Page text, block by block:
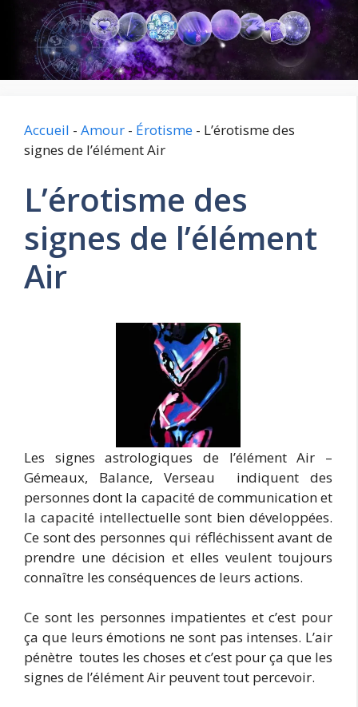
contenu
Accueil - Amour - Érotisme - L’érotisme des
signes de l’élément Air
L’érotisme des
signes de l’élément
Air
Les signes astrologiques de l’élément Air –
Gémeaux, Balance, Verseau indiquent des
personnes dont la capacité de communication et
la capacité intellectuelle sont bien développées.
Ce sont des personnes qui réfléchissent avant de
prendre une décision et elles veulent toujours
connaître les conséquences de leurs actions.
Ce sont les personnes impatientes et c’est pour
ça que leurs émotions ne sont pas intenses. L’air
pénètre toutes les choses et c’est pour ça que les
signes de l’élément Air peuvent tout percevoir.